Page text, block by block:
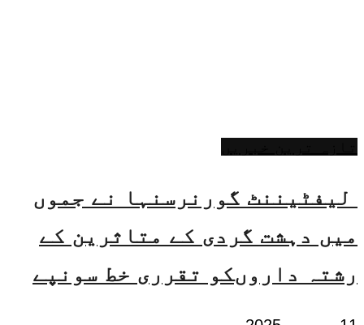
لیفٹیننٹ گورنرسنہا نے جموں
میں دہشت گردی کے متاثرین کے
رشتہ داروںکو تقرری خط سونپے